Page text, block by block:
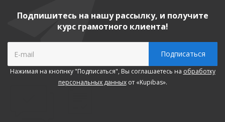
Подпишитесь на нашу рассылку, и получите
курс грамотного клиента!
Нажимая на кнопнку "Подписаться", Вы соглашаетесь на обработку
персональных данныхот «Kupibas».